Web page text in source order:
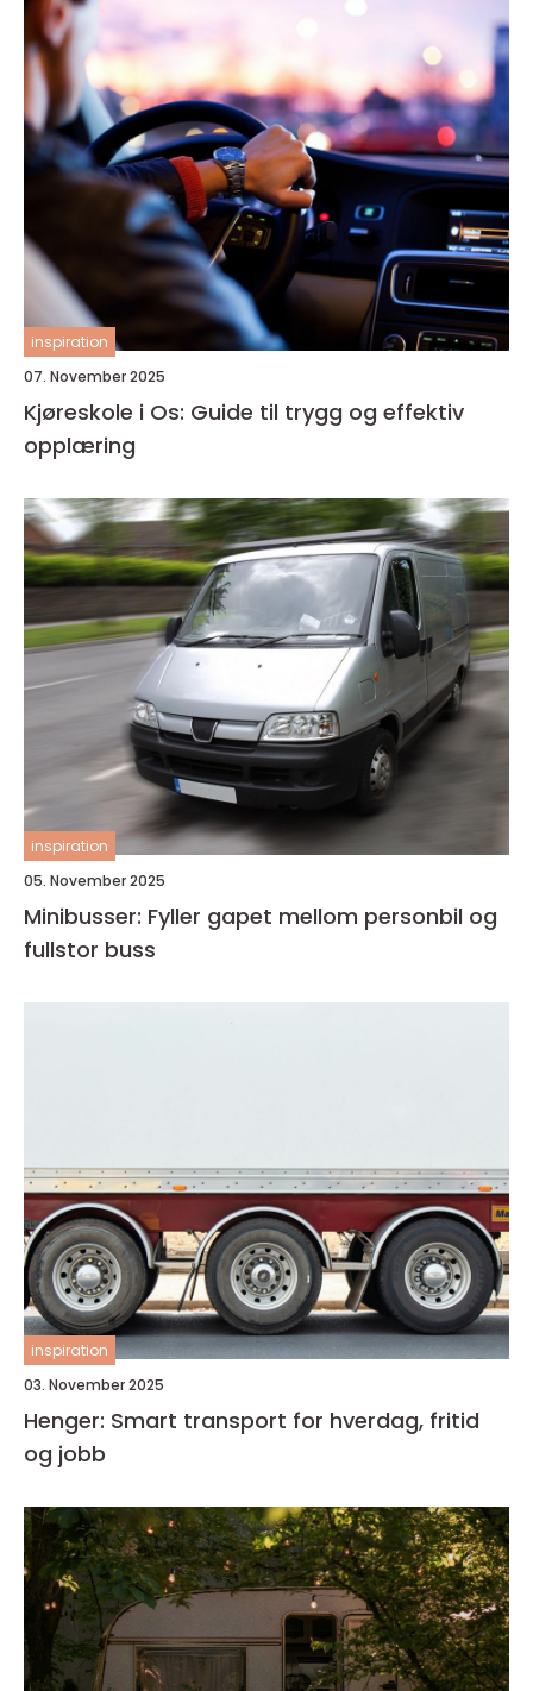
inspiration
07. November 2025
Kjøreskole i Os: Guide til trygg og effektiv
opplæring
inspiration
05. November 2025
Minibusser: Fyller gapet mellom personbil og
fullstor buss
inspiration
03. November 2025
Henger: Smart transport for hverdag, fritid
og jobb